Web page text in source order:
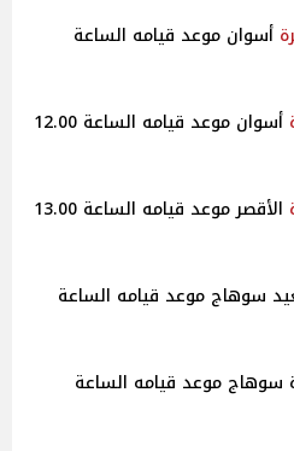
أسوان موعد قيامه الساعة
أسوان موعد قيامه الساعة 12.00
الأقصر موعد قيامه الساعة 13.00
بور سعيد سوهاج موعد قيامه الساعة
القاهرة سوهاج موعد قيامه الساعة